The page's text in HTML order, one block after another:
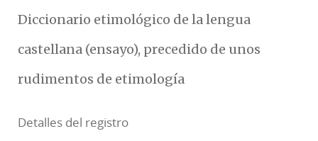
Diccionario etimológico de la lengua
castellana (ensayo), precedido de unos
rudimentos de etimología
Detalles del registro